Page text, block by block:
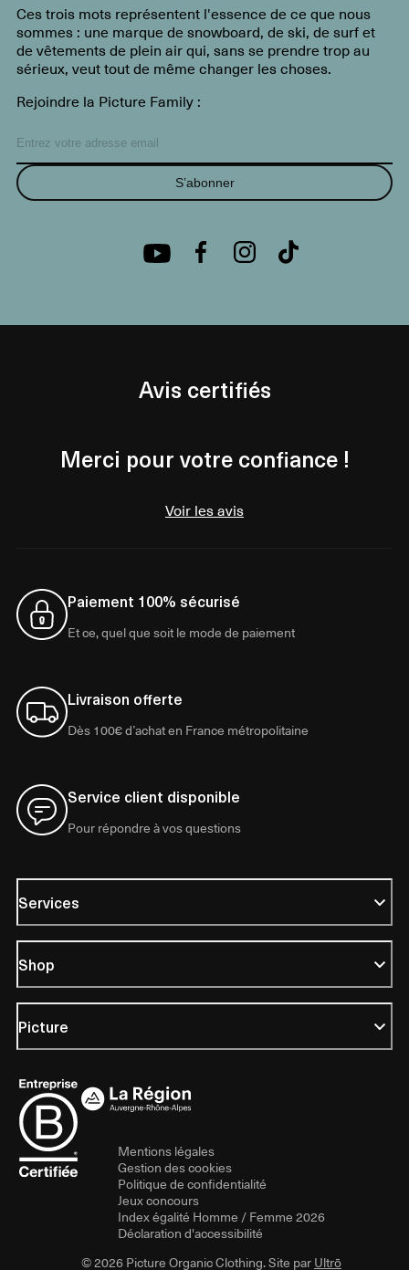
Ces trois mots représentent l'essence de ce que nous
sommes : une marque de snowboard, de ski, de surf et
de vêtements de plein air qui, sans se prendre trop au
sérieux, veut tout de même changer les choses.
Rejoindre la Picture Family :
S’abonner
Avis certifiés
Merci pour votre confiance !
Voir les avis
Paiement 100% sécurisé
Et ce, quel que soit le mode de paiement
Livraison offerte
Dès 100€ d’achat en France métropolitaine
Service client disponible
Pour répondre à vos questions
Services
Shop
Picture
Mentions légales
Gestion des cookies
Politique de confidentialité
Jeux concours
Index égalité Homme / Femme 2026
Déclaration d'accessibilité
© 2026 Picture Organic Clothing. Site parUltrō